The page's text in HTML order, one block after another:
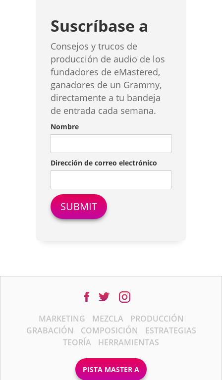
Suscríbase a
Consejos y trucos de
producción de audio de los
fundadores de eMastered,
ganadores de un Grammy,
directamente a tu bandeja
de entrada cada semana.
Nombre
Dirección de correo electrónico
MARKETING MEZCLA
PRODUCCIÓN
GRABACIÓN
COMPOSICIÓN
ESTRATEGIAS
TEORÍA
HERRAMIENTAS
PISTA MASTER A